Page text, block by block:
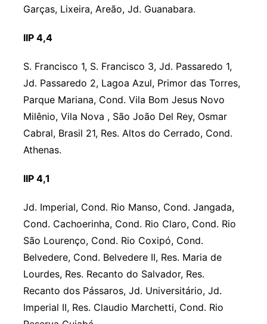
Garças, Lixeira, Areão, Jd. Guanabara.
IIP 4,4
S. Francisco 1, S. Francisco 3, Jd. Passaredo 1,
Jd. Passaredo 2, Lagoa Azul, Primor das Torres,
Parque Mariana, Cond. Vila Bom Jesus Novo
Milênio, Vila Nova , São João Del Rey, Osmar
Cabral, Brasil 21, Res. Altos do Cerrado, Cond.
Athenas.
IIP 4,1
Jd. Imperial, Cond. Rio Manso, Cond. Jangada,
Cond. Cachoerinha, Cond. Rio Claro, Cond. Rio
São Lourenço, Cond. Rio Coxipó, Cond.
Belvedere, Cond. Belvedere II, Res. Maria de
Lourdes, Res. Recanto do Salvador, Res.
Recanto dos Pássaros, Jd. Universitário, Jd.
Imperial II, Res. Claudio Marchetti, Cond. Rio